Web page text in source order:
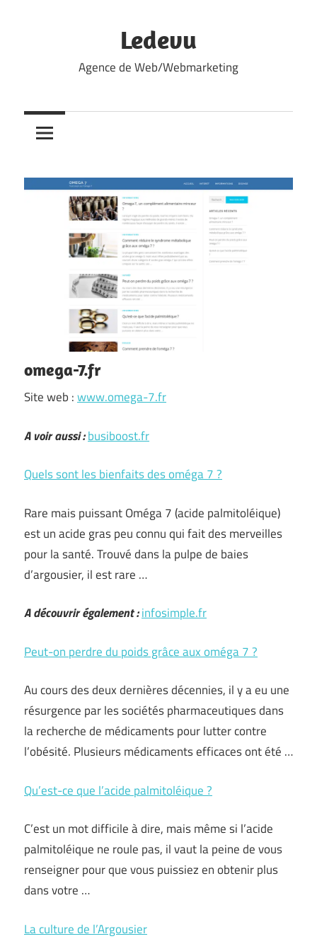
Ledevu
Agence de Web/Webmarketing
omega-7.fr
Site web :www.omega-7.fr
A voir aussi :busiboost.fr
Quels sont les bienfaits des oméga 7 ?
Rare mais puissant Oméga 7 (acide palmitoléique)
est un acide gras peu connu qui fait des merveilles
pour la santé. Trouvé dans la pulpe de baies
d’argousier, il est rare …
A découvrir également :infosimple.fr
Peut-on perdre du poids grâce aux oméga 7 ?
Au cours des deux dernières décennies, il y a eu une
résurgence par les sociétés pharmaceutiques dans
la recherche de médicaments pour lutter contre
l’obésité. Plusieurs médicaments efficaces ont été …
Qu’est-ce que l’acide palmitoléique ?
C’est un mot difficile à dire, mais même si l’acide
palmitoléique ne roule pas, il vaut la peine de vous
renseigner pour que vous puissiez en obtenir plus
dans votre …
La culture de l’Argousier